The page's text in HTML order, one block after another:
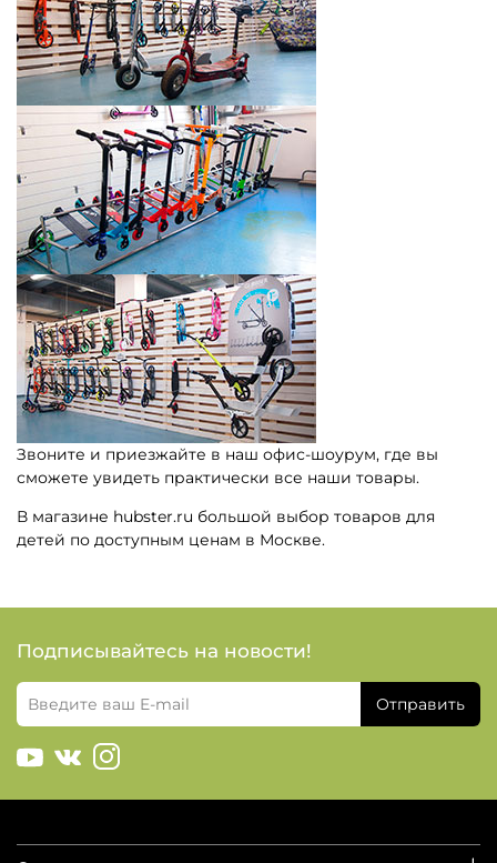
Звоните и приезжайте в наш офис-шоурум, где вы
сможете увидеть практически все наши товары.
В магазине hubster.ru большой выбор товаров для
детей по доступным ценам в Москве.
Подписывайтесь на новости!
Отправить